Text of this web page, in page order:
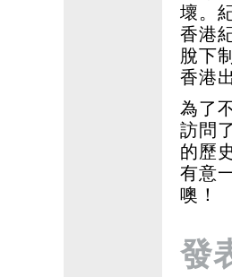
壞。
香港
脫下
香港
為了
訪問
的歷
有意
噢！
發